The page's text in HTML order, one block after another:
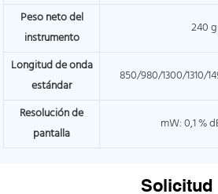
Peso neto del
instrumento
240
Longitud de onda
estándar
850/980/1300/1310/
Resolución de
pantalla
mW: 0,1 %
Solicitud